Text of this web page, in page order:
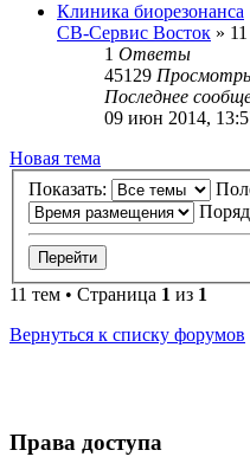
Клиника биорезонанса
СВ-Сервис Восток »
1 Ответы
45129
Последнее
09 июн 2014,
Новая тема
Показать:
11 тем • Страница 1 из 1
Вернуться к списку форумов
Права доступа